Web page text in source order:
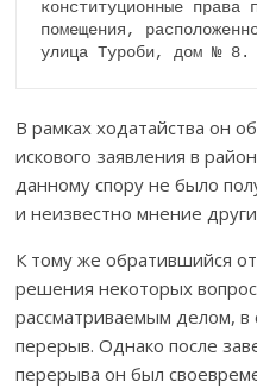
конституционные права
помещения,
улица Туроби, дом № 8.
В рамках ходатайства он
искового заявления в
данному спору не было
и неизвестно мнение
К тому же обратившийся
решения некото­рых
рассматриваемым делом,
перерыв. Однако после
перерыва он был